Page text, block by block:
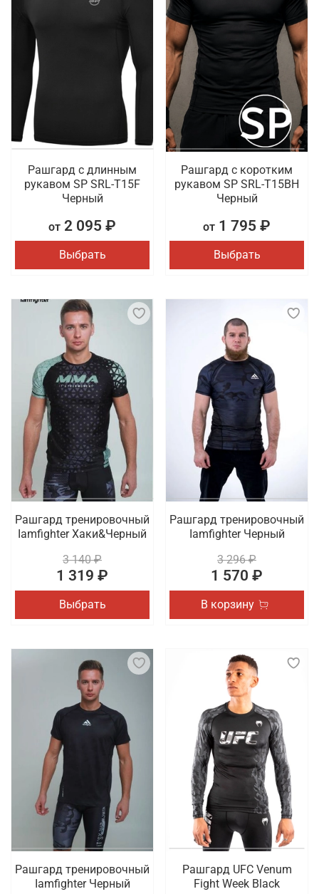
Рашгард с длинным
рукавом SP SRL-T15F
Черный
от 2 095 ₽
Выбрать
Рашгард с коротким
рукавом SP SRL-T15BH
Черный
от 1 795 ₽
Выбрать
Рашгард тренировочный
Iamfighter Хаки&Черный
3 140 ₽
1 319 ₽
Выбрать
Рашгард тренировочный
Iamfighter Черный
3 296 ₽
1 570 ₽
В корзину
Рашгард тренировочный
Iamfighter Черный
Рашгард UFC Venum
Fight Week Black